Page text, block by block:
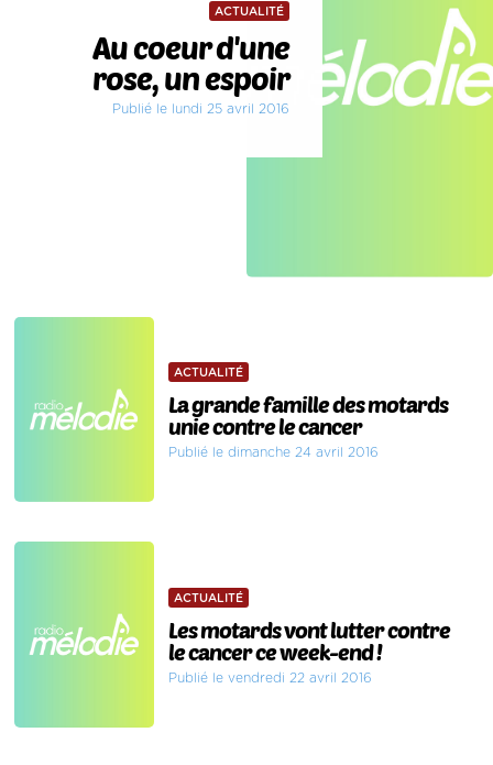
ACTUALITÉ
Au coeur d'une
rose, un espoir
Publié le lundi 25 avril 2016
ACTUALITÉ
La grande famille des motards
unie contre le cancer
Publié le dimanche 24 avril 2016
ACTUALITÉ
Les motards vont lutter contre
le cancer ce week-end !
Publié le vendredi 22 avril 2016